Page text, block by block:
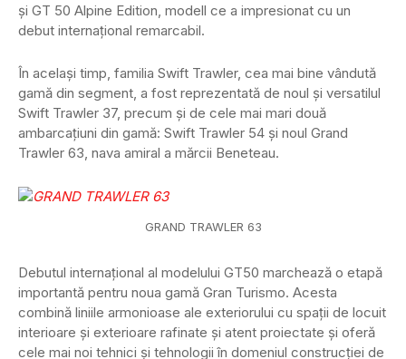
și GT 50 Alpine Edition, modell ce a impresionat cu un
debut internațional remarcabil.
În același timp, familia Swift Trawler, cea mai bine vândută
gamă din segment, a fost reprezentată de noul și versatilul
Swift Trawler 37, precum și de cele mai mari două
ambarcațiuni din gamă: Swift Trawler 54 și noul Grand
Trawler 63, nava amiral a mărcii Beneteau.
GRAND TRAWLER 63
Debutul internațional al modelului GT50 marchează o etapă
importantă pentru noua gamă Gran Turismo. Acesta
combină liniile armonioase ale exteriorului cu spații de locuit
interioare și exterioare rafinate și atent proiectate și oferă
cele mai noi tehnici și tehnologii în domeniul construcției de